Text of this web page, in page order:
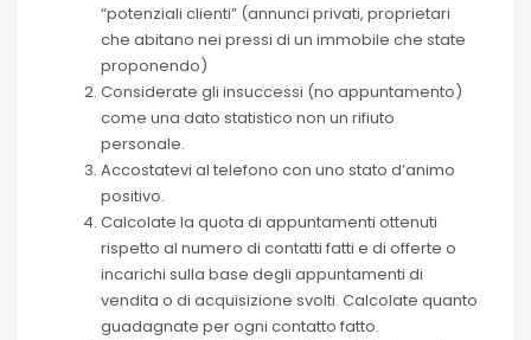
“potenziali clienti” (annunci privati, proprietari
che abitano nei pressi di un immobile che state
proponendo)
Considerate gli insuccessi (no appuntamento)
come una dato statistico non un rifiuto
personale.
Accostatevi al telefono con uno stato d’animo
positivo.
Calcolate la quota di appuntamenti ottenuti
rispetto al numero di contatti fatti e di offerte o
incarichi sulla base degli appuntamenti di
vendita o di acquisizione svolti. Calcolate quanto
guadagnate per ogni contatto fatto.